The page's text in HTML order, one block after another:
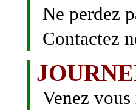
Ne perdez
Contactez
Venez